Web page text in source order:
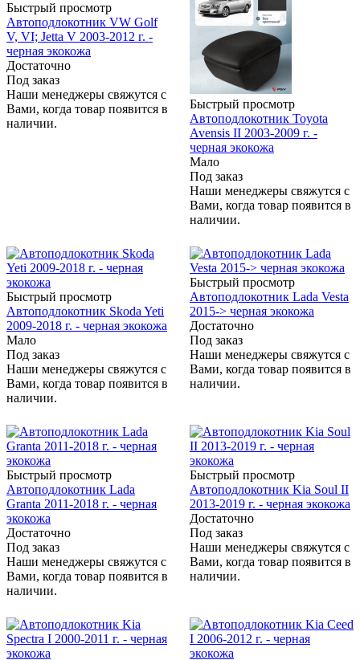
Быстрый просмотр
Автоподлокотник VW Golf
V, VI; Jetta V 2003-2012 г. -
черная экокожа
Достаточно
Под заказ
Наши менеджеры свяжутся с
Вами, когда товар появится в
наличии.
Быстрый просмотр
Автоподлокотник Toyota
Avensis II 2003-2009 г. -
черная экокожа
Мало
Под заказ
Наши менеджеры свяжутся с
Вами, когда товар появится в
наличии.
Быстрый просмотр
Автоподлокотник Skoda Yeti
2009-2018 г. - черная экокожа
Мало
Под заказ
Наши менеджеры свяжутся с
Вами, когда товар появится в
наличии.
Быстрый просмотр
Автоподлокотник Lada Vesta
2015-> черная экокожа
Достаточно
Под заказ
Наши менеджеры свяжутся с
Вами, когда товар появится в
наличии.
Быстрый просмотр
Автоподлокотник Lada
Granta 2011-2018 г. - черная
экокожа
Достаточно
Под заказ
Наши менеджеры свяжутся с
Вами, когда товар появится в
наличии.
Быстрый просмотр
Автоподлокотник Kia Soul II
2013-2019 г. - черная экокожа
Достаточно
Под заказ
Наши менеджеры свяжутся с
Вами, когда товар появится в
наличии.